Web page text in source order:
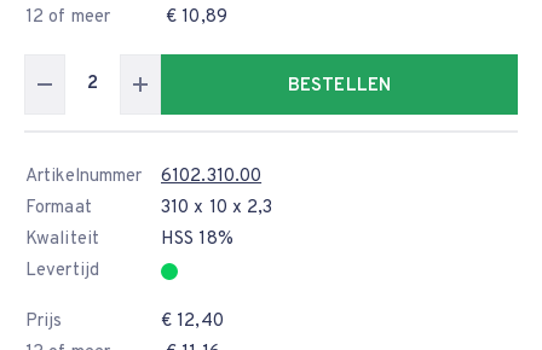
12 of meer
€ 10,89
BESTELLEN
Artikelnummer
6102.310.00
Formaat
310 x 10 x 2,3
Kwaliteit
HSS 18%
Levertijd
Prijs
€ 12,40